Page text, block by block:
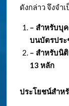
ดังกล่าว จึงจำ
– สำหรับบุ
บนบัตรปร
– สำหรับนิ
13 หลัก
ประโยชน์สำห